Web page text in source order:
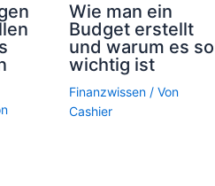
Wie man ein
Budget erstellt
und warum es so
wichtig ist
Finanzwissen/ Von
Cashier